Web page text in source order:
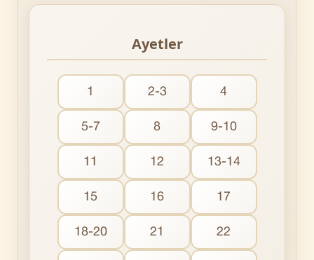
Ayetler
1 2-3 4
5-7 8 9-10
11 12 13-14
15 16 17
18-20 21 22